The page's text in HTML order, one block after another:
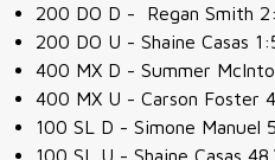
200 DO D - Regan Smith
200 DO U - Shaine Casas
400 MX D - Summer
400 MX U - Carson Foster
100 SL D - Simone Manuel
100 SL U - Shaine Casas